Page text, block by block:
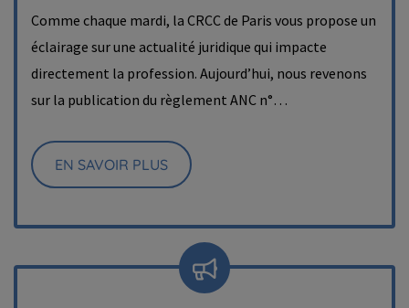
Comme chaque mardi, la CRCC de Paris vous propose un
éclairage sur une actualité juridique qui impacte
directement la profession. Aujourd’hui, nous revenons
sur la publication du règlement ANC n°…
EN SAVOIR PLUS